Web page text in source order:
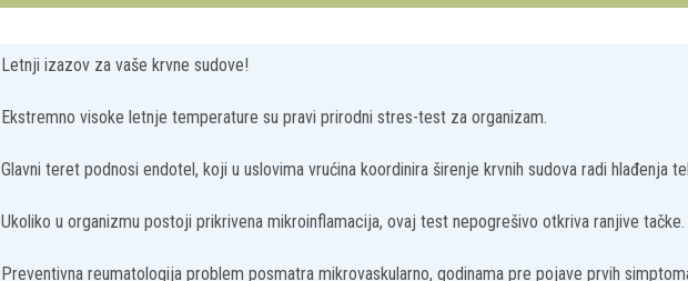
Ostavite vasu poruku
Letnji izazov za vaše krvne sudove!
Ekstremno visoke letnje temperature su pravi prirodni stres-test za organizam.
Glavni teret podnosi endotel, koji u uslovima vrućina koordinira širenje krvnih sudova radi hlađenja
Ukoliko u organizmu postoji prikrivena mikroinflamacija, ovaj test nepogrešivo otkriva ranjive tačke.
Preventivna reumatologija problem posmatra mikrovaskularno, godinama pre pojave prvih